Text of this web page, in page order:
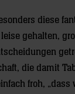
diese
gehalten,
die damit
froh,